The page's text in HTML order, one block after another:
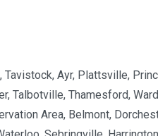
Ayr, Plattsville,
Talbotville, Thamesford,
Area, Belmont,